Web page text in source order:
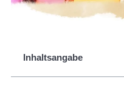
Inhaltsangabe